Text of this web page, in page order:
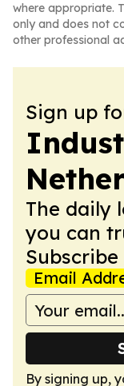
where appropriate.
only and does not
other professional
Sign up
The daily
you can
Subscribe
Email
By signing up,